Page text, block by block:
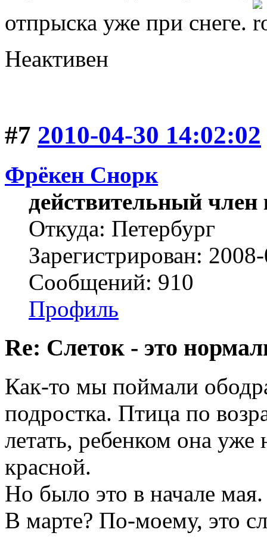
отпрыска уже при снеге.
Неактивен
#7 2010-04-30 14:02:02
Фрёкен Снорк
действительный член
Откуда: Петербург
Зарегистрирован:
Сообщений: 910
Профиль
Re: Слеток - это
Как-то мы поймали
подростка. Птица по
летать, ребенком она
красной.
Но было это в начале
В марте? По-моему, это